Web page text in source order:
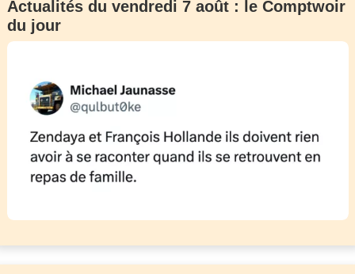
Actualités du vendredi 7 août : le Comptwoir
du jour